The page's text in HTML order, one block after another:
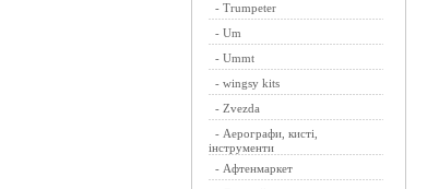
- Trumpeter
- Um
- Ummt
- wingsy kits
- Zvezda
- Аерографи, кисті,
інструменти
- Афтенмаркет